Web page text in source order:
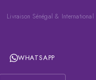
Livraison Sénégal & International
WHATSAPP